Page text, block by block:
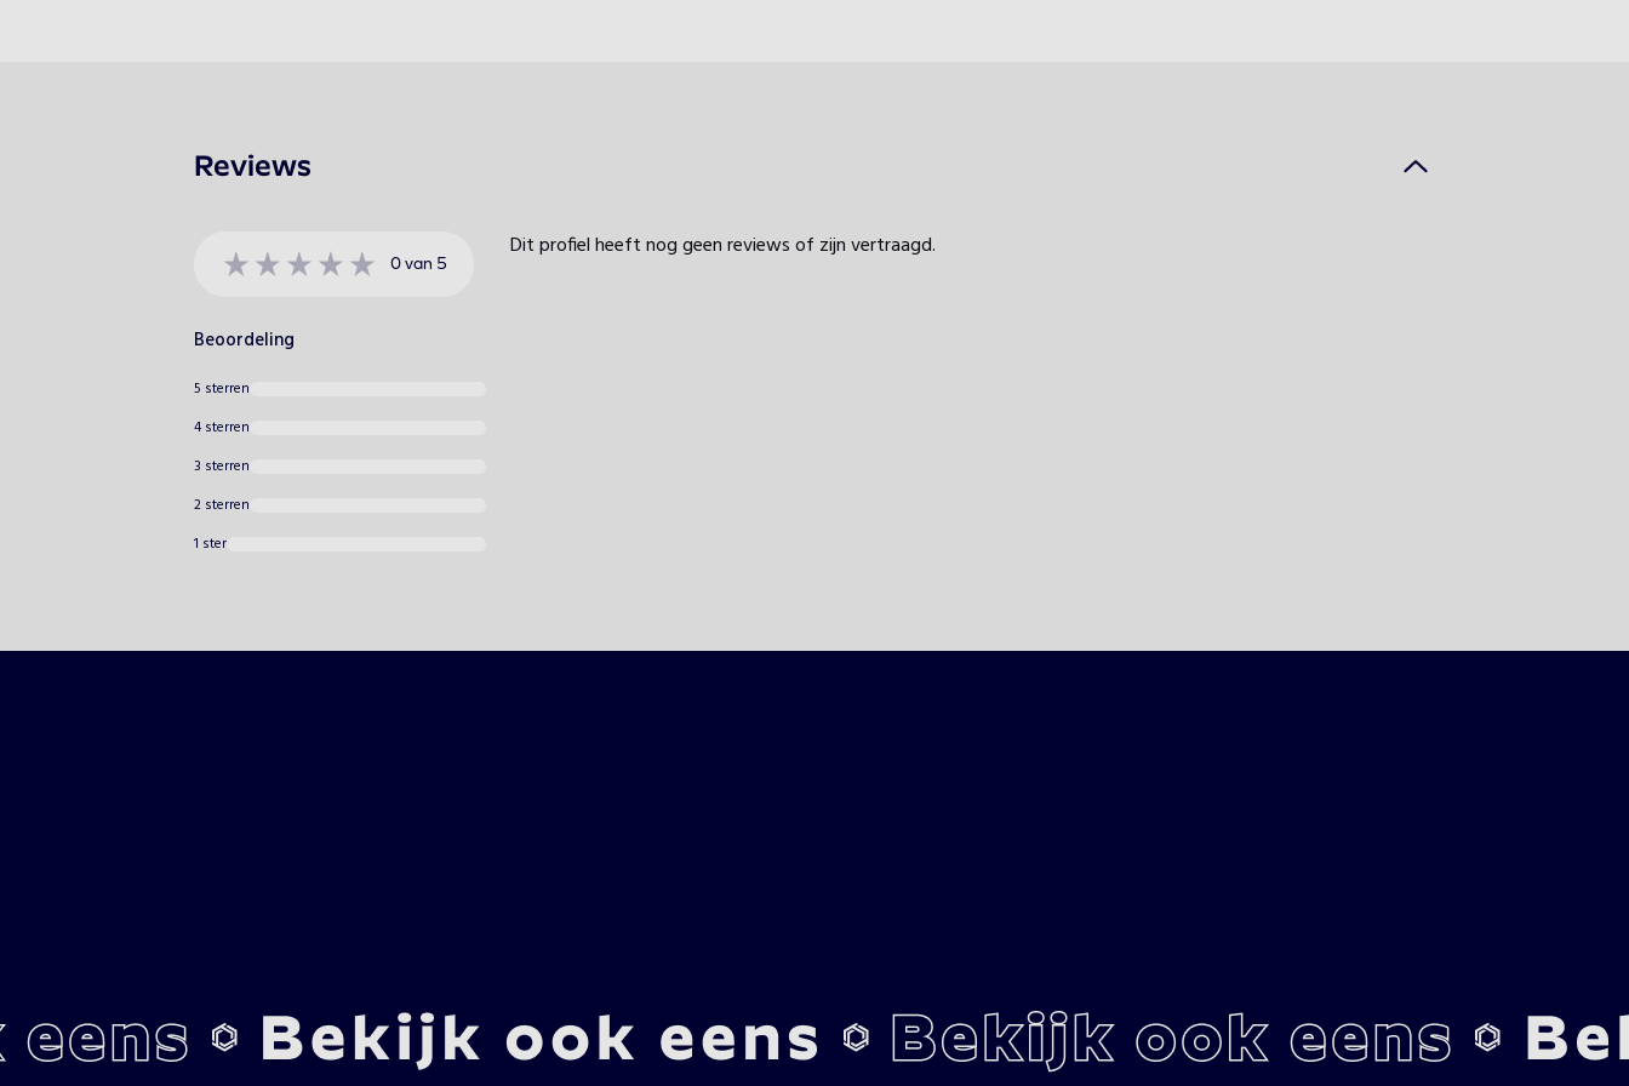
Reviews
0van 5
Beoordeling
5 sterren
4 sterren
3 sterren
2 sterren
1 ster
Dit profiel heeft nog geen reviews of zijn vertraagd.